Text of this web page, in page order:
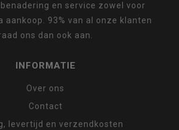
en service zowel voor
aankoop. 93% van al onze klanten
ons dan ook aan.
INFORMATIE
Over ons
Contact
levertijd en verzendkosten